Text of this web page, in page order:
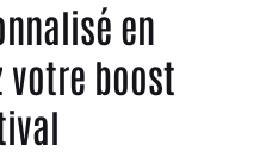
en
votre boost